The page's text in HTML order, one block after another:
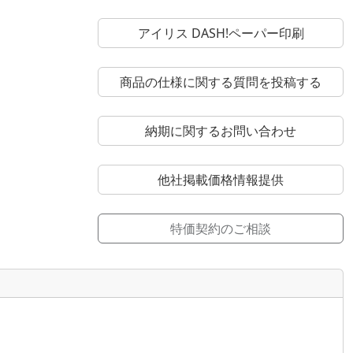
アイリス DASH!ペーパー印刷
商品の仕様に関する質問を投稿する
納期に関するお問い合わせ
他社掲載価格情報提供
特価契約のご相談